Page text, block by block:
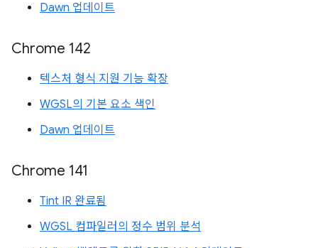
Dawn 업데이트
Chrome 142
텍스처 형식 지원 기능 확장
WGSL의 기본 요소 색인
Dawn 업데이트
Chrome 141
Tint IR 완료됨
WGSL 컴파일러의 정수 범위 분석